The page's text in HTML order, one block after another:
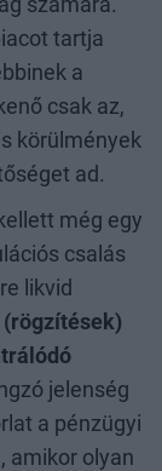
tartja
a
csak az,
körülmények
ad.
még egy
csalás
likvid
jelenség
a pénzügyi
amikor olyan